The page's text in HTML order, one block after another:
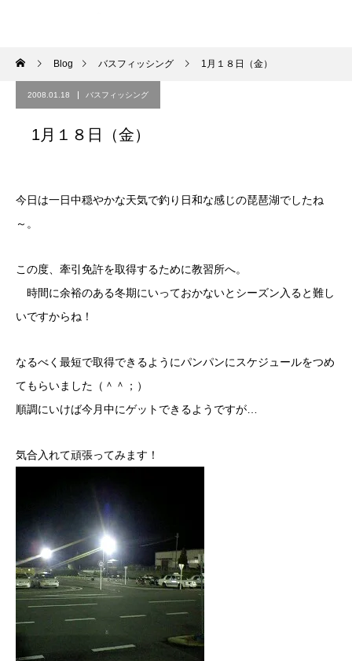
Blog バスフィッシング 1月１８日（金）
2008.01.18 バスフィッシング
1月１８日（金）
今日は一日中穏やかな天気で釣り日和な感じの琵琶湖でしたね
～。
この度、牽引免許を取得するために教習所へ。
時間に余裕のある冬期にいっておかないとシーズン入ると難し
いですからね！
なるべく最短で取得できるようにパンパンにスケジュールをつめ
てもらいました（＾＾；）
順調にいけば今月中にゲットできるようですが…
気合入れて頑張ってみます！